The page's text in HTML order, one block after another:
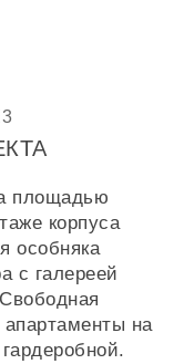
площадью
корпуса
особняка
с галереей
апартаменты на